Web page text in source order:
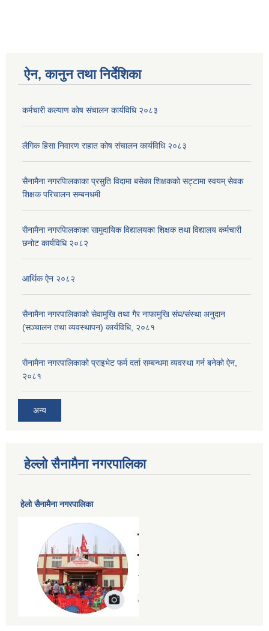
ऐन, कानुन तथा निर्देशिका
कर्मचारी कल्याण काेष संचालन कार्यविधि २०८३
लैगिक हिसा निवारण राहात कोष संचालन कार्यविधि २०८३
सैनामैना नगरपािलकाका प्रसुति विदामा बसेका शिक्षककाे सट्टामा स्वयम् सेवक
शिक्षक परिचालन सम्बनधमी
सैनामैना नगरपािलकाका सामुदायिक विद्यालयका शिक्षक तथा विद्यालय कर्मचारी
छनाेट कार्यविधि २०८२
आर्थिक ऐन २०८२
सैनामैना नगरपालिकाको सेवामुखि तथा गैर नाफामुखि संघ/संस्था अनुदान
(सञ्चालन तथा व्यवस्थापन) कार्यविधि, २०८१
सैनामैना नगरपालिकाको प्राइभेट फर्म दर्ता सम्बन्धमा व्यवस्था गर्न बनेको ऐन,
२०८१
अन्य
हेल्लो सैनामैना नगरपालिका
हेलाे सैनामैना नगरपालिका